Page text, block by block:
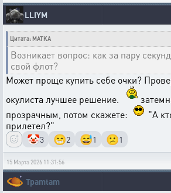
LLIYM
Цитата: MATKA
Возникает вопрос: как за пару
свой флот?
Может проще купить себе очки?
окулиста лучшее решение.
прозрачным, потом скажете:
"А
прилетел?"
🤡3 😁2 😅1 😕1
15 Марта 2026 11:31:56
Tpamtam